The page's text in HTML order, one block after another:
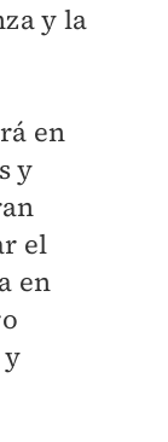
y la
en
y
el
en